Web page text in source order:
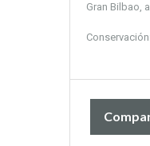
Gran Bilbao,